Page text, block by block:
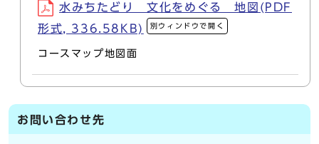
水みちたどり 文化をめぐる 地図(PDF
形式, 336.58KB)
別ウィンドウで開く
コースマップ地図面
お問い合わせ先